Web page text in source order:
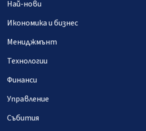
Най-нови
Икономика и бизнес
Мениджмънт
Технологии
Финанси
Управление
Събития